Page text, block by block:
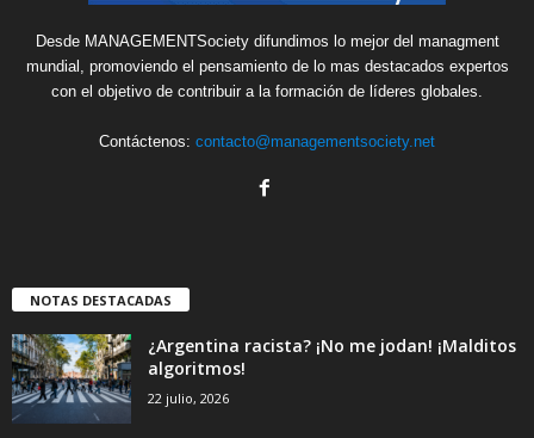
Desde MANAGEMENTSociety difundimos lo mejor del managment
mundial, promoviendo el pensamiento de lo mas destacados expertos
con el objetivo de contribuir a la formación de líderes globales.
Contáctenos: contacto@managementsociety.net
NOTAS DESTACADAS
¿Argentina racista? ¡No me jodan! ¡Malditos
algoritmos!
22 julio, 2026